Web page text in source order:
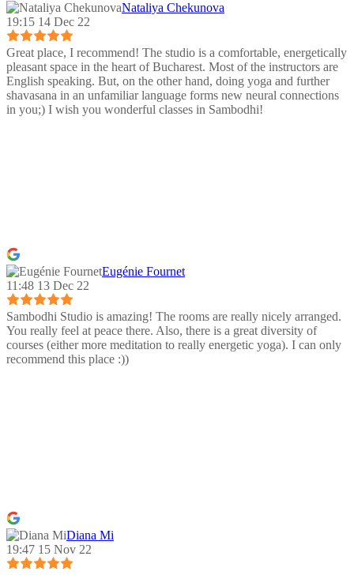
Nataliya Chekunova
19:15 14 Dec 22
Great place, I recommend! The studio is a comfortable, energetically
pleasant space in the heart of Bucharest. Most of the instructors are
English speaking. But, on the other hand, doing yoga and further
shavasana in an unfamiliar language forms new neural connections
in you;) I wish you wonderful classes in Sambodhi!
Eugénie Fournet
11:48 13 Dec 22
Sambodhi Studio is amazing! The rooms are really nicely arranged.
You really feel at peace there. Also, there is a great diversity of
courses (either more meditation to really energetic yoga). I can only
recommend this place :))
Diana Mi
19:47 15 Nov 22